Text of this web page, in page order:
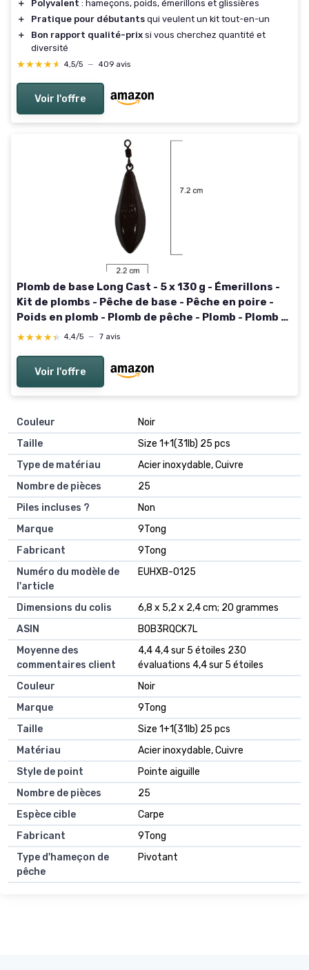
＋ Polyvalent : hameçons, poids, émerillons et glissières
＋
Pratique pour débutants qui veulent un kit tout-en-un
＋
Bon rapport qualité-prix si vous cherchez quantité et
diversité
★★★★★
★★★★★ 4,5/5 — 409 avis
Voir l'offre
Plomb de base Long Cast - 5 x 130 g - Émerillons -
Kit de plombs - Pêche de base - Pêche en poire -
Poids en plomb - Plomb de pêche - Plomb - Plomb -
Plomb à la carpe
★★★★★
★★★★★ 4,4/5 — 7 avis
Voir l'offre
Couleur
‎Noir
Taille
‎Size 1+1(31lb) 25 pcs
Type de matériau
‎Acier inoxydable, Cuivre
Nombre de pièces
‎25
Piles incluses ?
‎Non
Marque
‎9Tong
Fabricant
‎9Tong
Numéro du modèle de
l'article
‎EUHXB-0125
Dimensions du colis
‎6,8 x 5,2 x 2,4 cm; 20 grammes
ASIN
‎B0B3RQCK7L
Moyenne des
commentaires client
4,4 4,4 sur 5 étoiles 230
évaluations 4,4 sur 5 étoiles
Couleur
Noir
Marque
9Tong
Taille
Size 1+1(31lb) 25 pcs
Matériau
Acier inoxydable, Cuivre
Style de point
Pointe aiguille
Nombre de pièces
25
Espèce cible
Carpe
Fabricant
9Tong
Type d'hameçon de
pêche
Pivotant